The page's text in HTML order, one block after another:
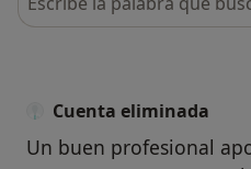
Cuenta eliminada
Un buen profesional